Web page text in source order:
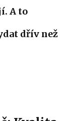
A to
dřív než